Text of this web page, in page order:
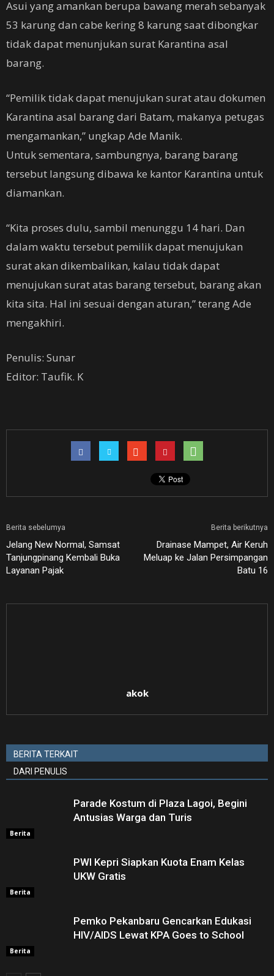
Asui yang amankan berupa bawang merah sebanyak
53 karung dan cabe kering 8 karung saat dibongkar
tidak dapat menunjukan surat Karantina asal
barang.
“Pemilik tidak dapat menujukan surat atau dokumen
Karantina asal barang dari Batam, makanya petugas
mengamankan,” ungkap Ade Manik.
Untuk sementara, sambungnya, barang barang
tersebut langsung dibawa ke kantor Karantina untuk
diamankan.
“Kita proses dulu, sambil menunggu 14 hari. Dan
dalam waktu tersebut pemilik dapat menujukan
surat akan dikembalikan, kalau tidak dapat
menujukan surat atas barang tersebut, barang akan
kita sita. Hal ini sesuai dengan aturan,” terang Ade
mengakhiri.
Penulis: Sunar
Editor: Taufik. K
Berita sebelumya
Jelang New Normal, Samsat
Tanjungpinang Kembali Buka
Layanan Pajak
Berita berikutnya
Drainase Mampet, Air Keruh
Meluap ke Jalan Persimpangan
Batu 16
akok
BERITA TERKAIT
DARI PENULIS
Berita
Parade Kostum di Plaza Lagoi, Begini
Antusias Warga dan Turis
Berita
PWI Kepri Siapkan Kuota Enam Kelas
UKW Gratis
Berita
Pemko Pekanbaru Gencarkan Edukasi
HIV/AIDS Lewat KPA Goes to School